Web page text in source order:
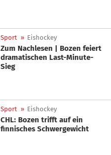
Sport » Eishockey
Zum Nachlesen | Bozen feiert
dramatischen Last-Minute-
Sieg
Sport » Eishockey
CHL: Bozen trifft auf ein
finnisches Schwergewicht